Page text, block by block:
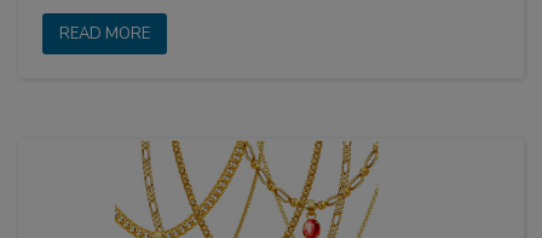
READ MORE